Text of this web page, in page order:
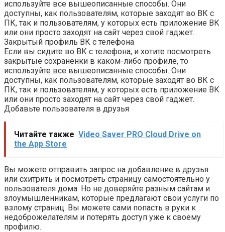
используйте все вышеописанные способы. Они
доступны, как пользователям, которые заходят во ВК с
ПК, так и пользователям, у которых есть приложение ВК
или они просто заходят на сайт через свой гаджет.
Закрытый профиль ВК с телефона
Если вы сидите во ВК с телефона, и хотите посмотреть
закрытые сохраненки в каком-либо профиле, то
используйте все вышеописанные способы. Они
доступны, как пользователям, которые заходят во ВК с
ПК, так и пользователям, у которых есть приложение ВК
или они просто заходят на сайт через свой гаджет.
Добавьте пользователя в друзья
Читайте также ‎Video Saver PRO Cloud Drive on
the App Store
Вы можете отправить запрос на добавление в друзья
или схитрить и посмотреть страницу самостоятельно у
пользователя дома. Но не доверяйте разным сайтам и
злоумышленникам, которые предлагают свои услуги по
взлому страниц. Вы можете сами попасть в руки к
недоброжелателям и потерять доступ уже к своему
профилю.